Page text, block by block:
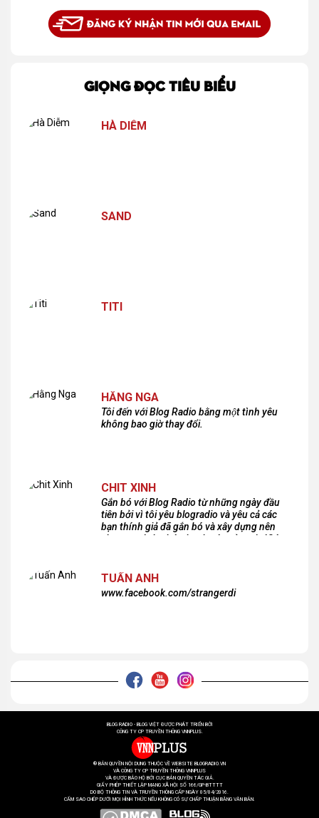
GIỌNG ĐỌC TIÊU BIỂU
HÀ DIỄM
SAND
TITI
HẰNG NGA
Tôi đến với Blog Radio bằng một tình yêu
không bao giờ thay đổi.
CHIT XINH
Gắn bó với Blog Radio từ những ngày đầu
tiên bởi vì tôi yêu blogradio và yêu cả các
bạn thính giả đã gắn bó và xây dựng nên
chương trình phát thanh xúc cảm này!Cám
TUẤN ANH
www.facebook.com/strangerdi
BLOG RADIO - BLOG VIỆT ĐƯỢC PHÁT TRIỂN BỞI
CÔNG TY CP TRUYỀN THÔNG VNNPLUS.
® BẢN QUYỀN NỘI DUNG THUỘC VỀ WEBSITE BLOGRADIO.VN
VÀ CÔNG TY CP TRUYỀN THÔNG VNNPLUS
VÀ ĐƯỢC BẢO HỘ BỞI CỤC BẢN QUYỀN TÁC GIẢ.
GIẤY PHÉP THIẾT LẬP MẠNG XÃ HỘI SỐ 166/GP-BTTTT
DO BỘ THÔNG TIN VÀ TRUYỀN THÔNG CẤP NGÀY 05/04/2016.
CẤM SAO CHÉP DƯỚI MỌI HÌNH THỨC NẾU KHÔNG CÓ SỰ CHẤP THUẬN BẰNG VĂN BẢN.